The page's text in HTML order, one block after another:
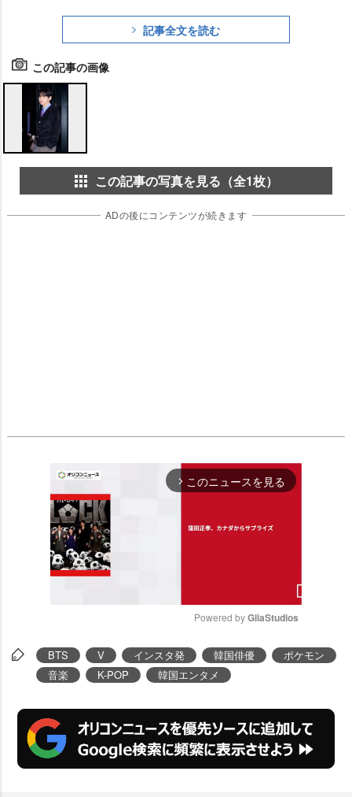
記事全文を読む
この記事の画像
この記事の写真を見る（全1枚）
ADの後にコンテンツが続きます
arrow_forward_ios このニュースを見る
M
u
Powered by GliaStudios
BTS V インスタ発 韓国俳優
ポケモン
音楽
K-POP 韓国エンタメ